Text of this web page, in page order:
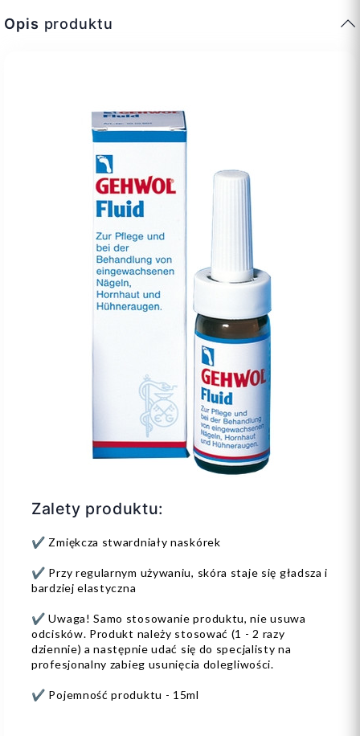
Opis produktu
Zalety produktu:
✔️ Zmiękcza stwardniały naskórek
✔️ Przy regularnym używaniu, skóra staje się gładsza i
bardziej elastyczna
✔️ Uwaga! Samo stosowanie produktu, nie usuwa
odcisków. Produkt należy stosować (1 - 2 razy
dziennie) a następnie udać się do specjalisty na
profesjonalny zabieg usunięcia dolegliwości.
✔️ Pojemność produktu - 15ml